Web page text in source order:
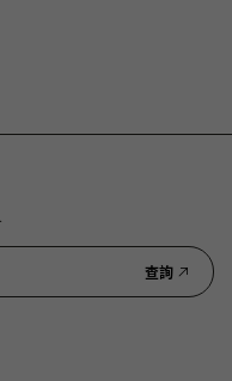
查詢